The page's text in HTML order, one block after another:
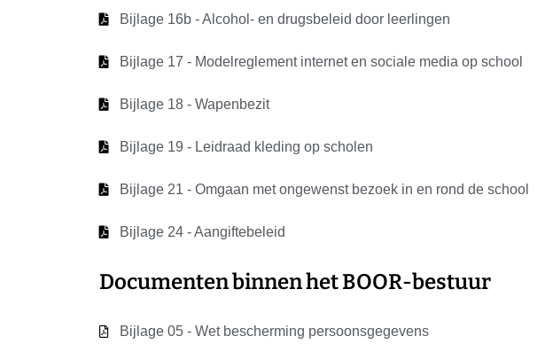
Bijlage 16b - Alcohol- en drugsbeleid door leerlingen
Bijlage 17 - Modelreglement internet en sociale media op school
Bijlage 18 - Wapenbezit
Bijlage 19 - Leidraad kleding op scholen
Bijlage 21 - Omgaan met ongewenst bezoek in en rond de school
Bijlage 24 - Aangiftebeleid
Documenten binnen het BOOR-bestuur
Bijlage 05 - Wet bescherming persoonsgegevens